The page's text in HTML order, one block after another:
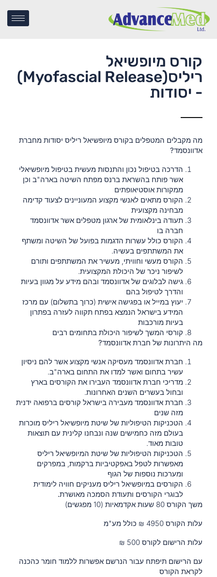
קורס מיופשיאל
ריליס(Myofascial Release)
- יסודות
מה מקבלים המטפלים בקורס מיופשיאל ריליס יסודות מחברת
אדוונסמד?
הדרכה בטיפול נכון והתנסות מעשית בטיפול מיופשיאלי
אשר פותח בהשראת ברנס מפתח השיטה בארה"ב וכן
ממקורות אוסטיאופתים
הקורס מתאים לאנשי מקצוע המעוניינים לצעוד קדימה
מבחינה מקצועית
תעודה בינלאומית של ארגון מטפלים אשר אדוונסמד
חברה בו
הקורס כולל עשרות הדגמות בפועל של השיטה ומשתף
את המשתתפים בעשיה.
הקורס מעשי וחוויתי, מעשיר את המשתתפים ותורם
לשיפור ניכר של היכולת המקצועית.
גישה לבלוגים של אדוונסמד ובהם מידע על מגוון בעיות
והדרך לטיפול בהם
יעוץ במייל או בפגישה אישית (כרוך בתשלום) עם מרכז
המידע בישראל הנמצא בפתח תקווה לעזרה בפתרון
בעיות מורכבות
קורסי המשך לשיפור היכולת בתחומים רבים
מה היתרונות של חברת אדוונסמד?
חברת אדוונסמד מעסיקה אנשי מקצוע אשר להם ניסיון
עשיר בתחום ואשר למדו את התחום בארה"ב.
מדריכי חברת אדוונסמד העבירו את הקורסים בארץ
ובחול בעשרים השנים האחרונות.
חברת אדוונסמד מעבירה בישראל קורסים ברפואה ידנית
מזה שנים
הטכניקות הטיפוליות של שיטת מיופשיאל ריליס מוכרות
בעולם מזה כחמישים שנה ונבחנו קלינית עם תוצאות
טובות מאוד.
הטכניקות הטיפוליות של שיטת המיופשיאל ריליס
מאפשרות לטפל באפקטיביות ברקמות, במפרקים
ומערכות נוספות של הגוף
הקורסים במיופשיאל ריליס מעניקים חוויה לימודית
לבוגרי הקורסים ותעודת הסמכה מאושרת.
משך הקורס 80 שעות אקדמאיות (10 מפגשים)
עלות הקורס 4950 ₪ כולל מע"מ
עלות הרישום לקורס 500 ₪
עם הרישום תיפתח עבור הנרשם אפשרות ללמוד חומר כהכנה
לקראת הקורס